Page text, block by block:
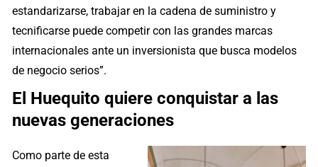
estandarizarse, trabajar en la cadena de suministro y
tecnificarse puede competir con las grandes marcas
internacionales ante un inversionista que busca modelos
de negocio serios”.
El Huequito quiere conquistar a las
nuevas generaciones
Como parte de esta